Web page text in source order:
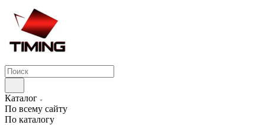
Каталог
По всему сайту
По каталогу